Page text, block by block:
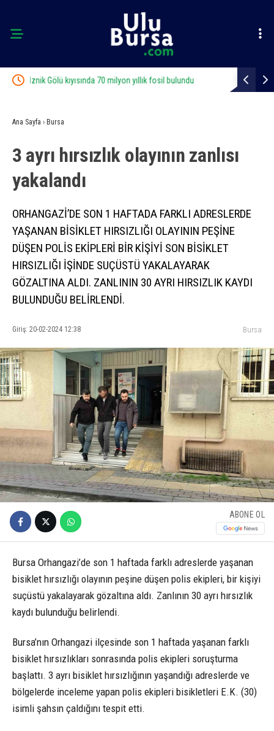
Bursa’dan Kırgızistan’a uzanan zirve tırmanışı
Ana Sayfa › Bursa
3 ayrı hırsızlık olayının zanlısı
yakalandı
ORHANGAZİ’DE SON 1 HAFTADA FARKLI ADRESLERDE
YAŞANAN BİSİKLET HIRSIZLIĞI OLAYININ PEŞİNE
DÜŞEN POLİS EKİPLERİ BİR KİŞİYİ SON BİSİKLET
HIRSIZLIĞI İŞİNDE SUÇÜSTÜ YAKALAYARAK
GÖZALTINA ALDI. ZANLININ 30 AYRI HIRSIZLIK KAYDI
BULUNDUĞU BELİRLENDİ.
Giriş: 20-02-2024 12:38 Bursa
ABONE OL
Bursa Orhangazi’de son 1 haftada farklı adreslerde yaşanan
bisiklet hırsızlığı olayının peşine düşen polis ekipleri, bir kişiyi
suçüstü yakalayarak gözaltına aldı. Zanlının 30 ayrı hırsızlık
kaydı bulunduğu belirlendi.
Bursa’nın Orhangazi ilçesinde son 1 haftada yaşanan farklı
bisiklet hırsızlıkları sonrasında polis ekipleri soruşturma
başlattı. 3 ayrı bisiklet hırsızlığının yaşandığı adreslerde ve
bölgelerde inceleme yapan polis ekipleri bisikletleri E.K. (30)
isimli şahsın çaldığını tespit etti.